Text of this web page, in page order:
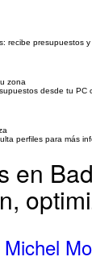
recibe presupuestos
zona
desde tu PC
perfiles para más
en
Michel